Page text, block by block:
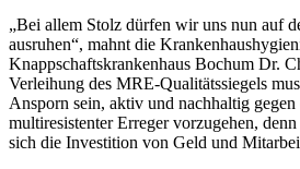
„Bei allem Stolz dürfen wir uns nun auf
ausruhen“, mahnt die
Knappschaftskrankenhaus Bochum Dr.
Verleihung des MRE-Qualitätssiegels
Ansporn sein, aktiv und nachhaltig
multiresistenter Erreger vorzugehen,
sich die Investition von Geld und